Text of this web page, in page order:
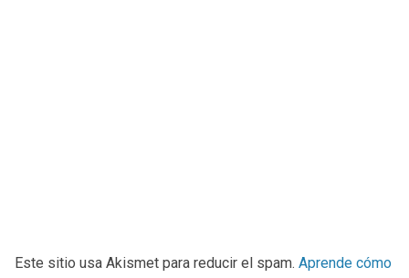
Este sitio usa Akismet para reducir el spam. Aprende cómo